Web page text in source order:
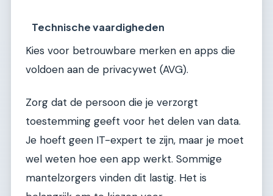
Technische vaardigheden
Kies voor betrouwbare merken en apps die
voldoen aan de privacywet (AVG).
Zorg dat de persoon die je verzorgt
toestemming geeft voor het delen van data.
Je hoeft geen IT-expert te zijn, maar je moet
wel weten hoe een app werkt. Sommige
mantelzorgers vinden dit lastig. Het is